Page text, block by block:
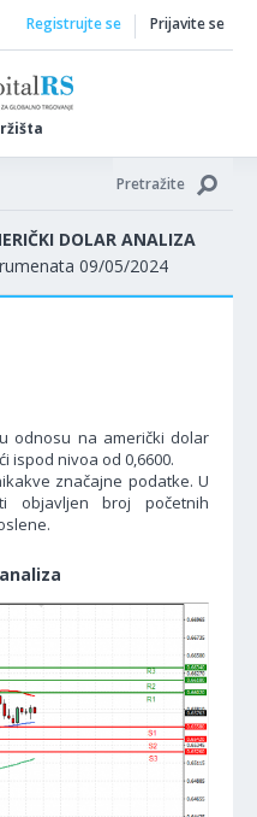
Registrujte se Prijavite se
Pretražite
DOLAR ANALIZA
09/05/2024
odnosu na američki dolar
ispod nivoa od 0,6600.
značajne podatke. U
objavljen broj početnih